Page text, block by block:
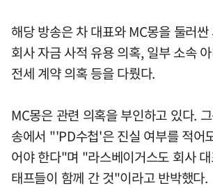
해당 방송은 차 대표와 MC몽을 둘러
회사 자금 사적 유용 의혹, 일부 소속
전세 계약 의혹 등을 다뤘다.
MC몽은 관련 의혹을 부인하고 있다.
송에서 "'PD수첩'은 진실 여부를 적어
어야 한다"며 "라스베이거스도 회사
태프들이 함께 간 것"이라고 반박했다.